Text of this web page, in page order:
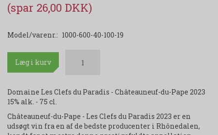
(spar 26,00 DKK)
Model/varenr.: 1000-600-40-100-19
Læg i kurv
Domaine Les Clefs du Paradis - Châteauneuf-du-Pape 2023
15% alk. - 75 cl.
Châteauneuf-du-Pape - Les Clefs du Paradis 2023 er en
udsøgt vin fra en af de bedste producenter i Rhônedalen,